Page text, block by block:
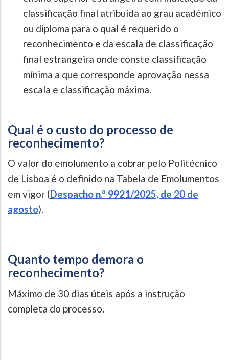
classificação final atribuída ao grau académico
ou diploma para o qual é requerido o
reconhecimento e da escala de classificação
final estrangeira onde conste classificação
mínima a que corresponde aprovação nessa
escala e classificação máxima.
Qual é o custo do processo de
reconhecimento?
O valor do emolumento a cobrar pelo Politécnico
de Lisboa é o definido na Tabela de Emolumentos
em vigor (Despacho n.º 9921/2025, de 20 de
agosto).
Quanto tempo demora o
reconhecimento?
Máximo de 30 dias úteis após a instrução
completa do processo.